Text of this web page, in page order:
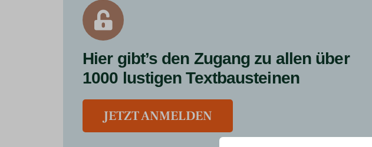
Hier gibt’s den Zugang zu allen über
1000 lustigen Textbausteinen
JETZT ANMELDEN